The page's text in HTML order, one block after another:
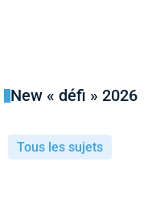
New « défi » 2026
Tous les sujets